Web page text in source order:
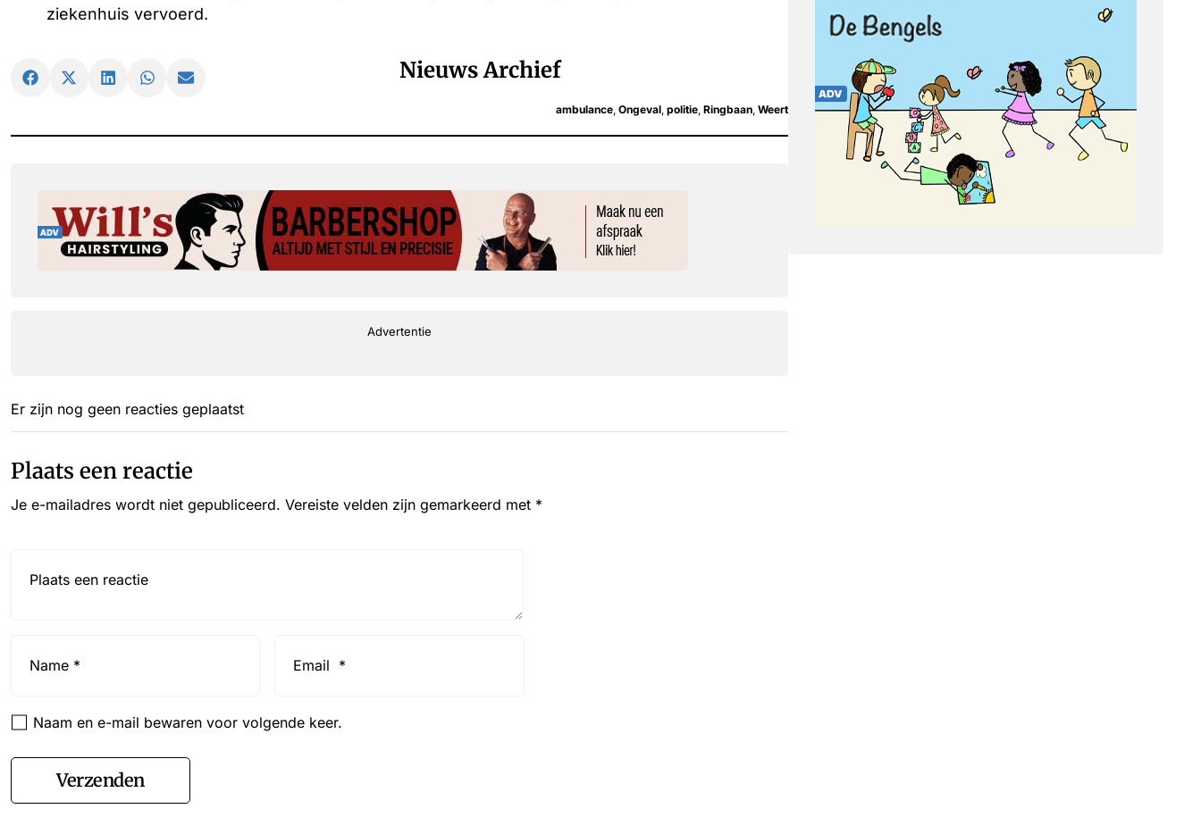
ziekenhuis vervoerd.
Nieuws Archief
ambulance Ongeval politie Ringbaan Weert
Advertentie
Er zijn nog geen reacties geplaatst
Plaats een reactie
Je e-mailadres wordt niet gepubliceerd. Vereiste velden zijn gemarkeerd met *
Naam en e-mail bewaren voor volgende keer.
Verzenden